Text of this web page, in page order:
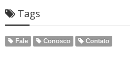
Tags
Fale Conosco Contato